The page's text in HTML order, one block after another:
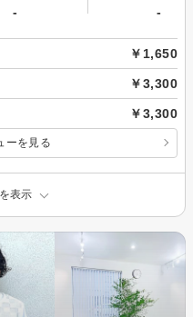
- -
￥1,650
￥3,300
￥3,300
ーを見る
表示